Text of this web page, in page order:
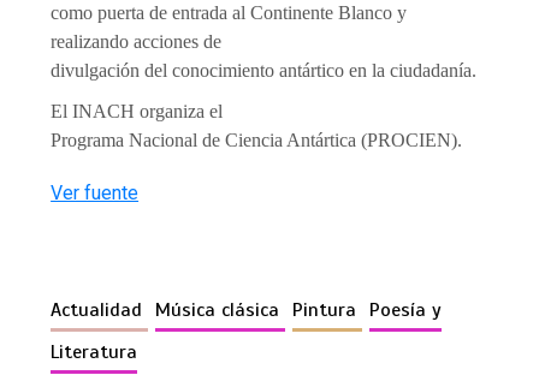
como puerta de entrada al Continente Blanco y
realizando acciones de
divulgación del conocimiento antártico en la ciudadanía.
El INACH organiza el
Programa Nacional de Ciencia Antártica (PROCIEN).
Ver fuente
Actualidad Música clásica Pintura
Poesía y
Literatura